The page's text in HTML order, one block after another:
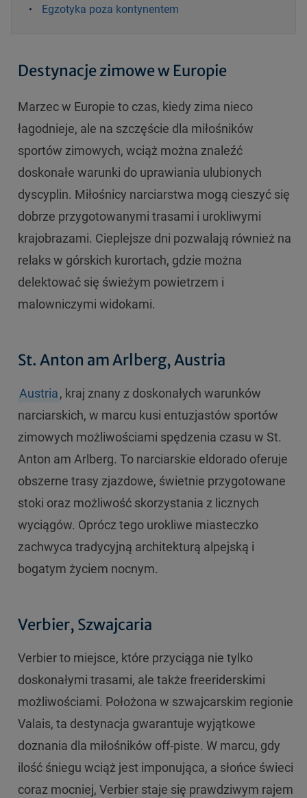
Egzotyka poza kontynentem
Destynacje zimowe w Europie
Marzec w Europie to czas, kiedy zima nieco
łagodnieje, ale na szczęście dla miłośników
sportów zimowych, wciąż można znaleźć
doskonałe warunki do uprawiania ulubionych
dyscyplin. Miłośnicy narciarstwa mogą cieszyć się
dobrze przygotowanymi trasami i urokliwymi
krajobrazami. Cieplejsze dni pozwalają również na
relaks w górskich kurortach, gdzie można
delektować się świeżym powietrzem i
malowniczymi widokami.
St. Anton am Arlberg,Austria
Austria, kraj znany z doskonałych warunków
narciarskich, w marcu kusi entuzjastów sportów
zimowych możliwościami spędzenia czasu w St.
Anton am Arlberg. To narciarskie eldorado oferuje
obszerne trasy zjazdowe, świetnie przygotowane
stoki oraz możliwość skorzystania z licznych
wyciągów. Oprócz tego urokliwe miasteczko
zachwyca tradycyjną architekturą alpejską i
bogatym życiem nocnym.
Verbier, Szwajcaria
Verbier to miejsce, które przyciąga nie tylko
doskonałymi trasami, ale także freeriderskimi
możliwościami. Położona w szwajcarskim regionie
Valais, ta destynacja gwarantuje wyjątkowe
doznania dla miłośników off-piste. W marcu, gdy
ilość śniegu wciąż jest imponująca, a słońce świeci
coraz mocniej, Verbier staje się prawdziwym rajem